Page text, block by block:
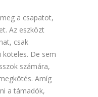
a csapatot,
Az eszközt
csak
köteles. De sem
számára,
Amíg
a támadók,